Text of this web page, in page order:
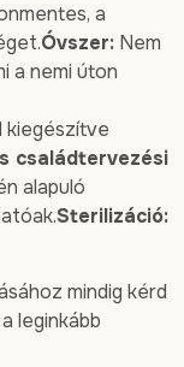
a
Óvszer: Nem
a nemi úton
kiegészítve
családtervezési
alapuló
Sterilizáció:
mindig kérd
leginkább